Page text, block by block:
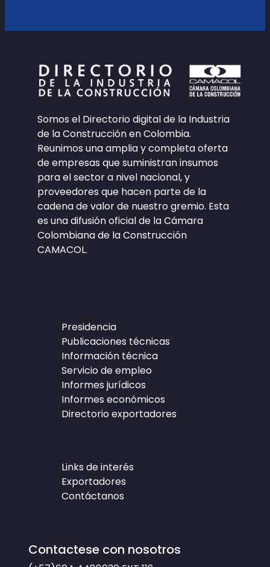
Somos el Directorio digital de la Industria
de la Construcción en Colombia.
Reunimos una amplia y completa oferta
de empresas que suministran insumos
para el sector a nivel nacional, y
proveedores que hacen parte de la
cadena de valor de nuestro gremio. Esta
es una difusión oficial de la Cámara
Colombiana de la Construcción
CAMACOL.
Presidencia
Publicaciones técnicas
Información técnica
Servicio de empleo
Informes jurídicos
Informes económicos
Directorio exportadores
Links de interés
Exportadores
Contáctanos
Contactese con nosotros